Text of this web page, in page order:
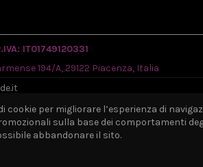
IT01749120331
194/A, 29122 Piacenza, Italia
cookie per migliorare l’esperienza di
sulla base dei comportamenti
abbandonare il sito.